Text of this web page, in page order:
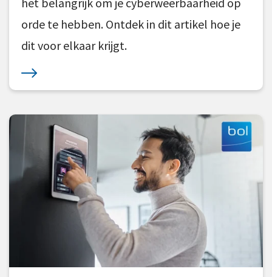
Financiering
Fiscaal
hrm
Levenswerk
Nieuws
Ondernemen in zwaar weer
Over Bol Adviseurs
Personeel en salaris
Privézaken en ambitie
orde te hebben. Ontdek in dit artikel hoe je
dit voor elkaar krijgt.